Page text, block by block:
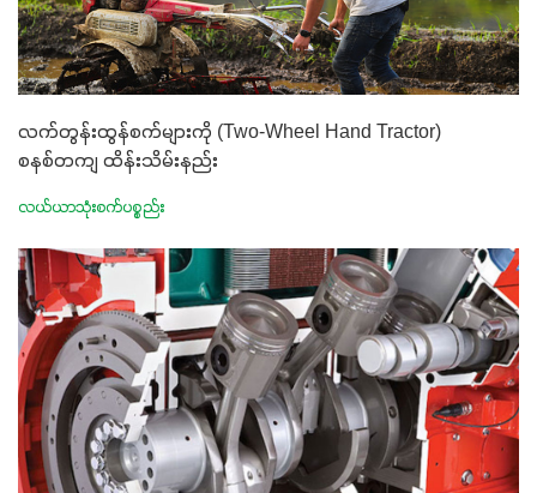
လက်တွန်းထွန်စက်များကို (Two-Wheel Hand Tractor)
စနစ်တကျ ထိန်းသိမ်းနည်း
လယ်ယာသုံးစက်ပစ္စည်း